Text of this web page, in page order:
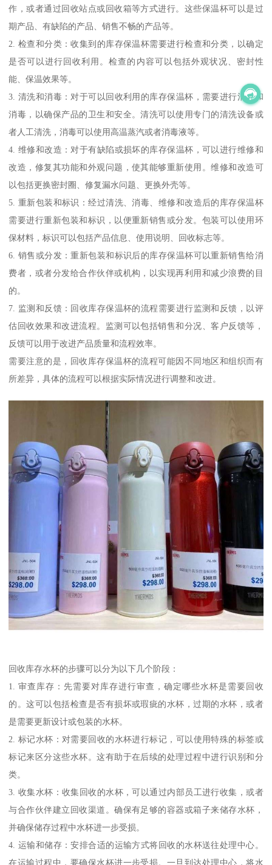
作，或者通过回收站点或回收箱等方式进行。这些保温杯可以是过
期产品、有缺陷的产品、销售不畅的产品等。
2. 检查和分类：收集到的库存保温杯需要进行检查和分类，以确定
是否可以进行回收利用。检查的内容可以包括外观状况、密封性
能、保温效果等。
3. 清洗和消毒：对于可以回收利用的库存保温杯，需要进行清洗和
消毒，以确保产品的卫生和安全。清洗可以使用专门的清洗设备或
者人工清洗，消毒可以使用高温蒸汽或者消毒液等。
4. 维修和改造：对于有缺陷或损坏的库存保温杯，可以进行维修和
改造，修复其功能和外观问题，使其能够重新使用。维修和改造可
以包括更换密封圈、修复漏水问题、更换外壳等。
5. 重新包装和标识：经过清洗、消毒、维修和改造后的库存保温杯
需要进行重新包装和标识，以便重新销售或分发。包装可以使用环
保材料，标识可以包括产品信息、使用说明、回收标志等。
6. 销售或分发：重新包装和标识后的库存保温杯可以重新销售给消
费者，或者分发给合作伙伴或机构，以实现再利用和减少浪费的目
的。
7. 监测和反馈：回收库存保温杯的流程需要进行监测和反馈，以评
估回收效果和改进流程。监测可以包括销售和分况、客户反馈等，
反馈可以用于改进产品质量和流程效率。
需要注意的是，回收库存保温杯的流程可能因不同地区和组织而有
所差异，具体的流程可以根据实际情况进行调整和改进。
回收库存水杯的步骤可以分为以下几个阶段：
1. 审查库存：先需要对库存进行审查，确定哪些水杯是需要回收
的。这可以包括检查是否有损坏或瑕疵的水杯，过期的水杯，或者
是需要更新设计或包装的水杯。
2. 标记水杯：对需要回收的水杯进行标记，可以使用特殊的标签或
标记来区分这些水杯。这有助于在后续的处理过程中进行识别和分
类。
3. 收集水杯：收集回收的水杯，可以通过内部员工进行收集，或者
与合作伙伴建立回收渠道。确保有足够的容器或箱子来储存水杯，
并确保储存过程中水杯进一步受损。
4. 运输和储存：安排合适的运输方式将回收的水杯送往处理中心。
在运输过程中，要确保水杯进一步受损。一旦到达处理中心，将水